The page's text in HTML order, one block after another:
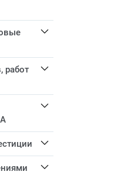
работ